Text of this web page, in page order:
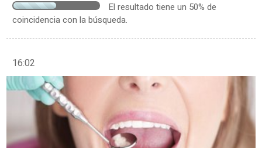
El resultado tiene un 50% de
coincidencia con la búsqueda.
16:02